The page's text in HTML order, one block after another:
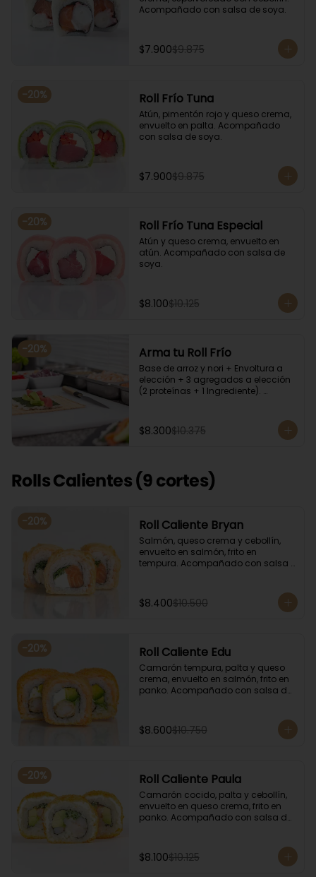
Acompañado con salsa de soya.
$7.900$9.875
-20% Roll Frío Tuna
Atún, pimentón rojo y queso crema,
envuelto en palta. Acompañado
con salsa de soya.
$7.900$9.875
-20% Roll Frío Tuna Especial
Atún y queso crema, envuelto en
atún. Acompañado con salsa de
soya.
$8.100$10.125
-20% Arma tu Roll Frío
Base de arroz y nori + Envoltura a
elección + 3 agregados a elección
(2 proteínas + 1 Ingrediente).
$8.300$10.375
Rolls Calientes (9 cortes)
-20% Roll Caliente Bryan
Salmón, queso crema y cebollín,
envuelto en salmón, frito en
tempura. Acompañado con salsa
$8.400$10.500
-20% Roll Caliente Edu
Camarón tempura, palta y queso
crema, envuelto en salmón, frito en
panko. Acompañado con salsa de
$8.600$10.750
-20% Roll Caliente Paula
Camarón cocido, palta y cebollín,
envuelto en queso crema, frito en
panko. Acompañado con salsa de
$8.100$10.125